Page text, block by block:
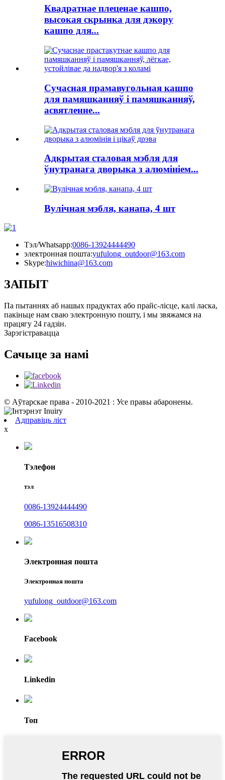
Квадратнае плеценае кашпо,
высокая скрынка для дэкору
кашпо для...
Сучасная прамавугольная кашпо
для памяшканняў і памяшканняў,
асвятленне...
Адкрытая сталовая мэбля для
ўнутранага дворыка з алюмініем...
Вулічная мэбля, канапа, 4 шт
Тэл/Whatsapp:0086-13924444490
электронная пошта:yufulong_outdoor@163.com
Skype:hiwichina@163.com
ЗАПЫТ
Па пытаннях аб нашых прадуктах або прайс-лісце, калі ласка,
пакіньце нам сваю электронную пошту, і мы звяжамся на
працягу 24 гадзін.
Зарэгістравацца
Сачыце за намі
© Аўтарскае права - 2010-2021 : Усе правы абаронены.
Адправіць ліст
x
Тэлефон
тэл
0086-13924444490
0086-13516508310
Электронная пошта
Электронная пошта
yufulong_outdoor@163.com
Facebook
Linkedin
Топ